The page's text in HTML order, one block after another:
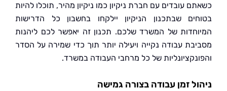
עובדים עם חברת ניקיון כמו ניקיון מהיר, תוכלו להיות
שבתכנון הניקיון יילקחו בחשבון כל הדרישות
של המשרד שלכם. תכנון זה יאפשר לכם ליהנות
עבודה נקייה ויעילה יותר תוך כדי שמירה על הסדר
של כל מרחבי העבודה במשרד.
זמן עבודה בצורה גמישה